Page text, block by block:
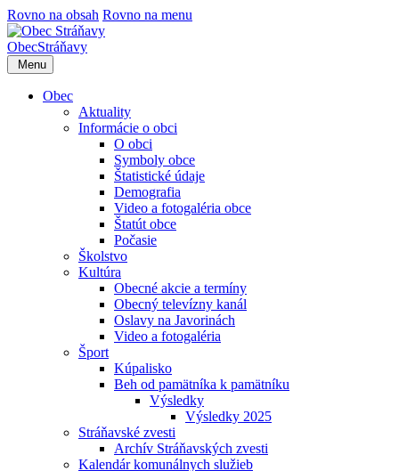
Rovno na obsah Rovno na menu
ObecStráňavy
Menu
Obec
Aktuality
Informácie o obci
O obci
Symboly obce
Štatistické údaje
Demografia
Video a fotogaléria obce
Štatút obce
Počasie
Školstvo
Kultúra
Obecné akcie a termíny
Obecný televízny kanál
Oslavy na Javorinách
Video a fotogaléria
Šport
Kúpalisko
Beh od pamätníka k pamätníku
Výsledky
Výsledky 2025
Stráňavské zvesti
Archív Stráňavských zvesti
Kalendár komunálnych služieb